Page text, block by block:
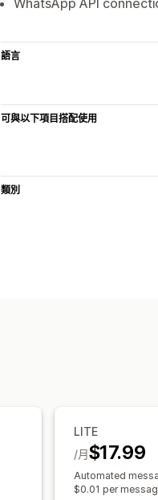
語言
可與以下項目搭配使用
類別
LITE
$17.99
/月
Automated
$0.01 per